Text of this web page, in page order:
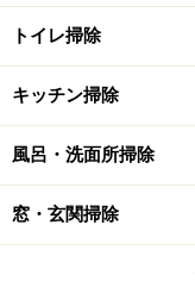
ともあるものです。
……なんて小難しい
初めて聞いた！」
なって「もういい
すよね。私もです。
「重曹に似ている
トイレ掃除
キッチン掃除
風呂・洗面所掃除
窓・玄関掃除